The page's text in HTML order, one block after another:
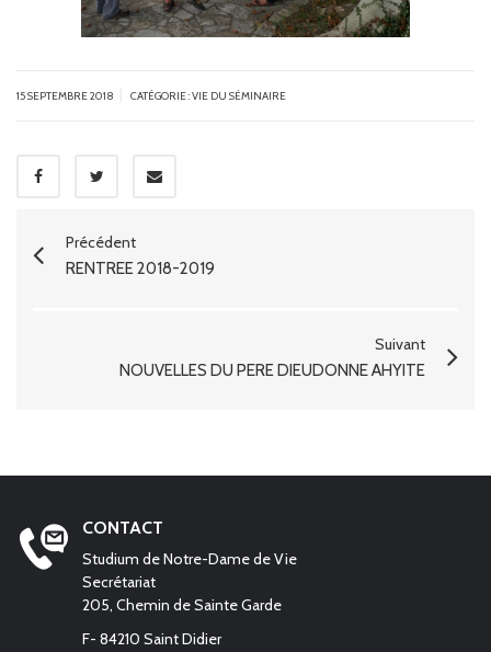
15 SEPTEMBRE 2018 CATÉGORIE :VIE DU SÉMINAIRE
Précédent
RENTRÉE 2018-2019
Suivant
NOUVELLES DU PÈRE DIEUDONNÉ AHYITE
CONTACT
Studium de Notre-Dame de Vie
Secrétariat
205, Chemin de Sainte Garde
F- 84210 Saint Didier